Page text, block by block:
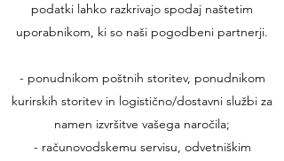
podatki lahko razkrivajo spodaj naštetim
uporabnikom, ki so naši pogodbeni partnerji.
- ponudnikom poštnih storitev, ponudnikom
kurirskih storitev in logistično/dostavni službi za
namen izvršitve vašega naročila;
- računovodskemu servisu, odvetniškim